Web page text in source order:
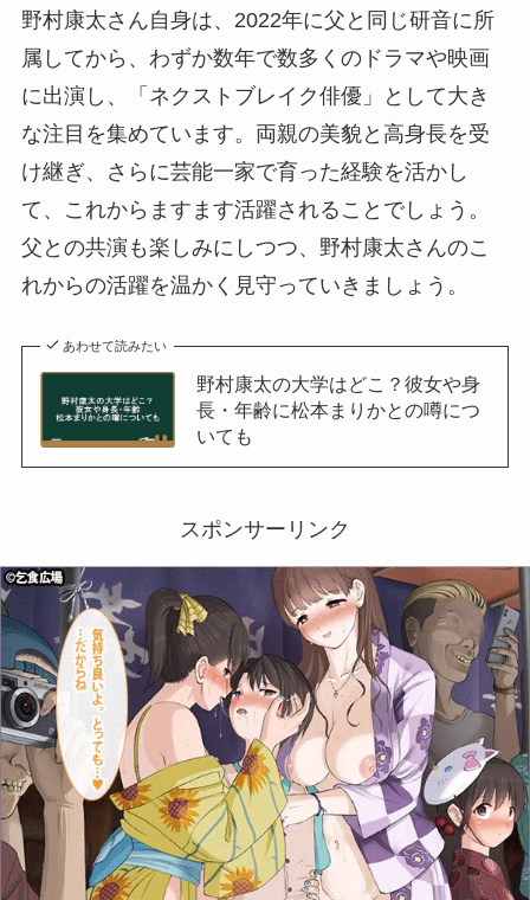
野村康太さん自身は、2022年に父と同じ研音に所
属してから、わずか数年で数多くのドラマや映画
に出演し、「ネクストブレイク俳優」として大き
な注目を集めています。両親の美貌と高身長を受
け継ぎ、さらに芸能一家で育った経験を活かし
て、これからますます活躍されることでしょう。
父との共演も楽しみにしつつ、野村康太さんのこ
れからの活躍を温かく見守っていきましょう。
あわせて読みたい
野村康太の大学はどこ？彼女や身
長・年齢に松本まりかとの噂につ
いても
スポンサーリンク